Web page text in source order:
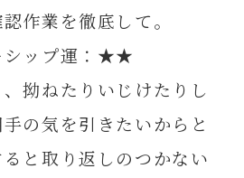
作業を徹底して。
シップ運：★★
拗ねたりいじけたりし
の気を引きたいからと
と取り返しのつかない